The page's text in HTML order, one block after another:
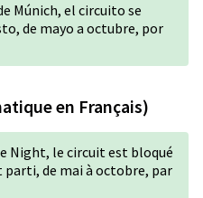
Múnich, el circuito se
de mayo a octubre, por
en Français)
Night, le circuit est bloqué
parti, de mai à octobre, par